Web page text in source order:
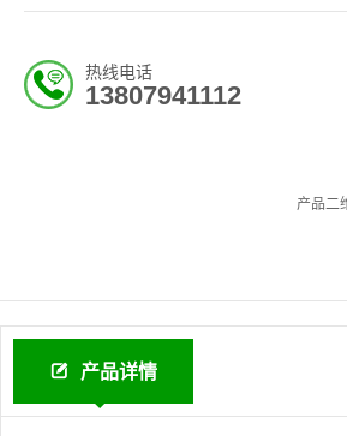
热线电话
13807941112
产品二
产品详情